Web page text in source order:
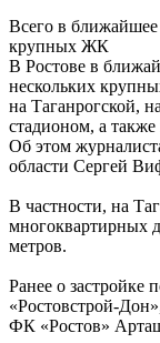
Всего в ближайшее
крупных ЖК
В Ростове в
нескольких
на Таганрогской,
стадионом, а
Об этом
области Сергей
В частности, на
многоквартирных
метров.
Ранее о застройке
«Ростовстрой-
ФК «Ростов»